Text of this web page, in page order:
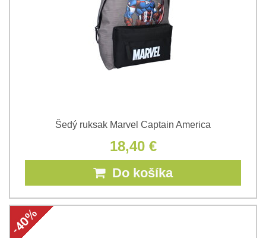
Šedý ruksak Marvel Captain America
18,40 €
Do košíka